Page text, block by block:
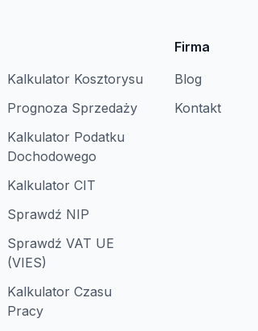
Kalkulator Kosztorysu
Prognoza Sprzedaży
Kalkulator Podatku
Dochodowego
Kalkulator CIT
Sprawdź NIP
Sprawdź VAT UE
(VIES)
Kalkulator Czasu
Pracy
Firma
Blog
Kontakt